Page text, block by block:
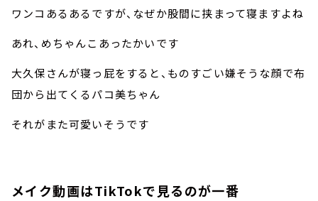
ワンコあるあるですが、なぜか股間に挟まって寝ますよね
あれ、めちゃんこあったかいです
大久保さんが寝っ屁をすると、ものすごい嫌そうな顔で布
団から出てくるパコ美ちゃん
それがまた可愛いそうです
メイク動画はTikTokで見るのが一番